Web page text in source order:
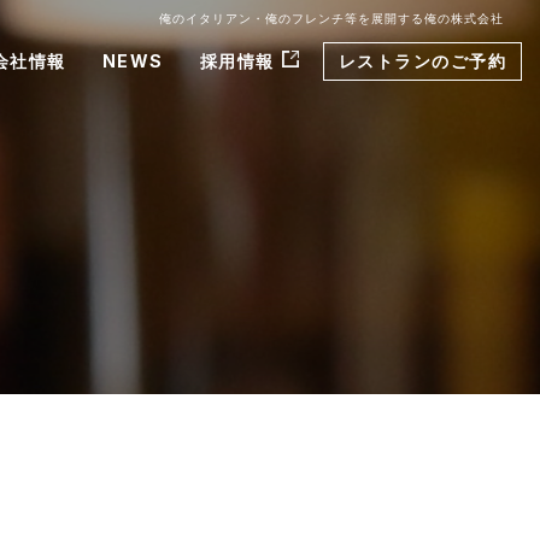
俺のイタリアン・俺のフレンチ等を展開する俺の株式会社
社情報 NEWS 採用情報 レストランのご予約